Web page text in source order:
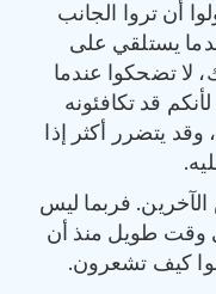
أن تروا الجانب
يستلقي على
لا تضحكوا عندما
قد تكافئونه
وقد يتضرر أكثر إذا
فربما ليس
وقت طويل منذ أن
كيف تشعرون.